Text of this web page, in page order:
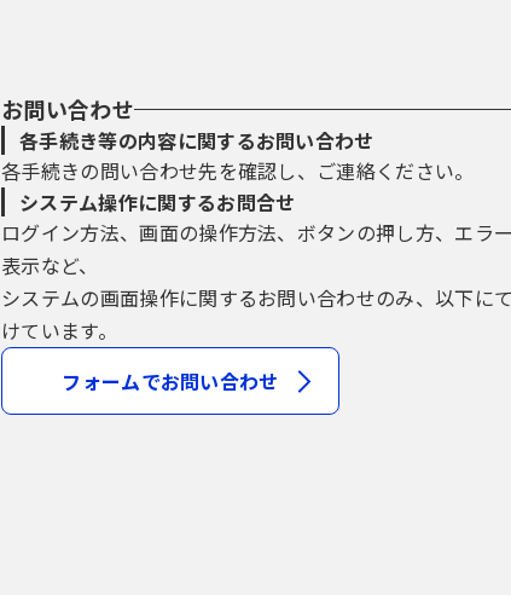
お問い合わせ
各手続き等の内容に関するお問い合わせ
各手続きの問い合わせ先を確認し、ご連絡ください。
システム操作に関するお問合せ
ログイン方法、画面の操作方法、ボタンの押し方、エラ
表示など、
システムの画面操作に関するお問い合わせのみ、以下に
けています。
フォームでお問い合わせ